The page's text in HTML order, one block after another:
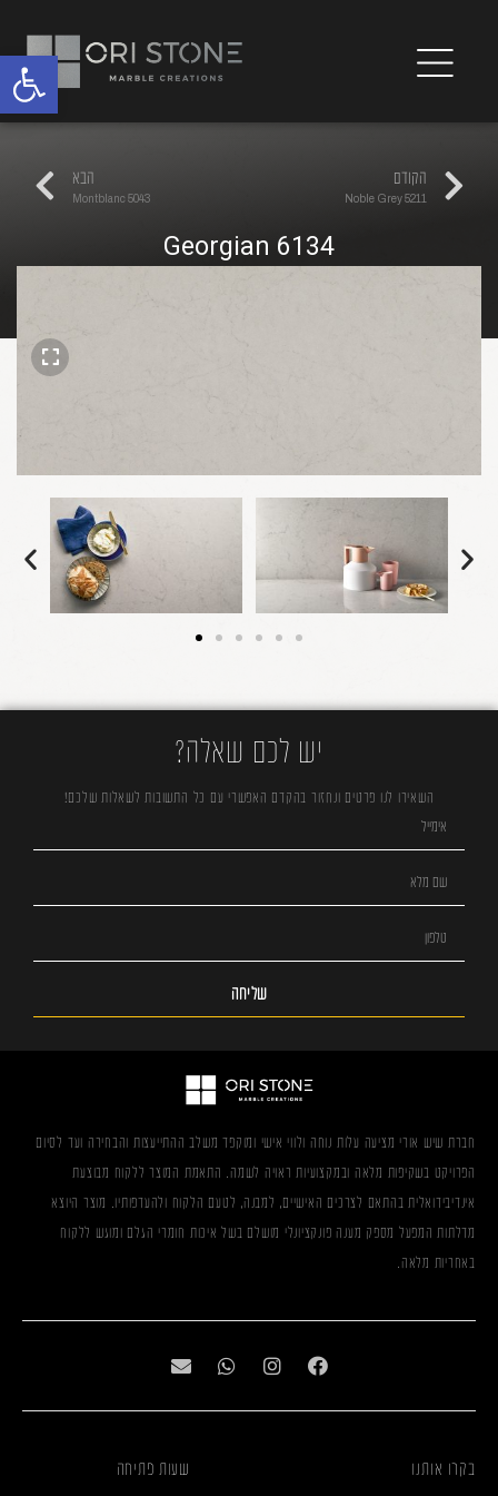
הקודם
5211 Noble Grey
הבא
5043 Montblanc
6134 Georgian
יש לכם שאלה?
השאירו לנו פרטים ונחזור בהקדם האפשרי עם כל התשובות לשאלות שלכם!
שליחה
חברת שיש אורי מציעה עלות נוחה ולווי אישי ומוקפד משלב ההתייעצות והבחירה ועד לסיום
הפרויקט בשקיפות מלאה ובמקצועיות ראויה לשמה. התאמת המוצר ללקוח מבוצעת
אינדיבידואלית בהתאם לצרכים האישיים, למבנה, לטעם הלקוח ולהעדפותיו. מוצר היוצא
מדלתות המפעל מספק מענה פונקציונלי מושלם בשל איכות חומרי הגלם ומוגש ללקוח
באחריות מלאה.
בקרו אותנו שעות פתיחה